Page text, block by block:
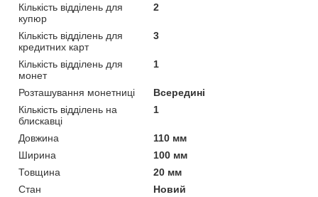
Кількість відділень для
купюр
2
Кількість відділень для
кредитних карт
3
Кількість відділень для
монет
1
Розташування монетниці
Всередині
Кількість відділень на
блискавці
1
Довжина
110 мм
Ширина
100 мм
Товщина
20 мм
Стан
Новий